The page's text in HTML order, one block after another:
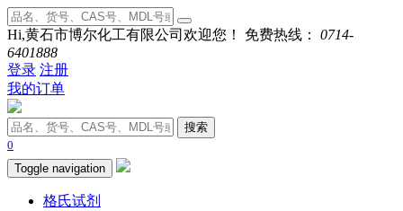
Hi,黄石市博尔化工有限公司欢迎您！ 免费热线： 0714-
6401888
登录 注册
我的订单
搜索
0
Toggle navigation
格氏试剂